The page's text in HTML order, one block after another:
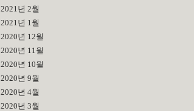
2021년 2월
2021년 1월
2020년 12월
2020년 11월
2020년 10월
2020년 9월
2020년 4월
2020년 3월